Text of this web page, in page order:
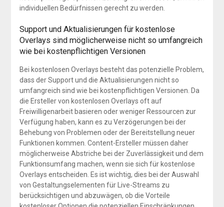
individuellen Bedürfnissen gerecht zu werden.
Support und Aktualisierungen für kostenlose
Overlays sind möglicherweise nicht so umfangreich
wie bei kostenpflichtigen Versionen
Bei kostenlosen Overlays besteht das potenzielle Problem,
dass der Support und die Aktualisierungen nicht so
umfangreich sind wie bei kostenpflichtigen Versionen. Da
die Ersteller von kostenlosen Overlays oft auf
Freiwilligenarbeit basieren oder weniger Ressourcen zur
Verfügung haben, kann es zu Verzögerungen bei der
Behebung von Problemen oder der Bereitstellung neuer
Funktionen kommen. Content-Ersteller müssen daher
möglicherweise Abstriche bei der Zuverlässigkeit und dem
Funktionsumfang machen, wenn sie sich für kostenlose
Overlays entscheiden. Es ist wichtig, dies bei der Auswahl
von Gestaltungselementen für Live-Streams zu
berücksichtigen und abzuwägen, ob die Vorteile